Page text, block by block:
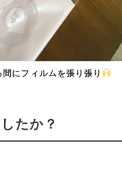
にフィルムを張り張り
たか？